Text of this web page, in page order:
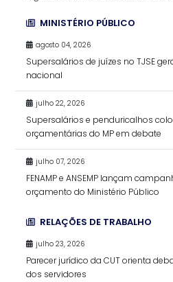
MINISTÉRIO PÚBLICO
agosto 04, 2026
Supersalários de juízes no TJSE
nacional
julho 22, 2026
Supersalários e penduricalhos
orçamentárias do MP em debate
julho 07, 2026
FENAMP e ANSEMP lançam
orçamento do Ministério Público
RELAÇÕES DE TRABALHO
julho 23, 2026
Parecer jurídico da CUT orienta
dos servidores